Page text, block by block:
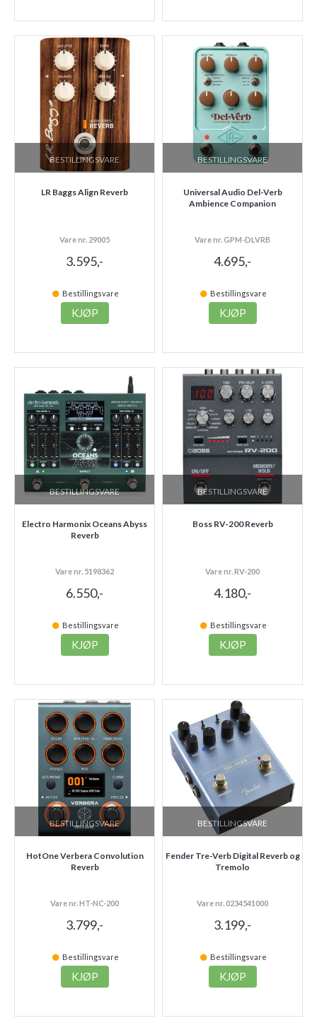
BESTILLINGSVARE
LR Baggs Align Reverb
Vare nr. 29005
3.595,-
Bestillingsvare
KJØP
BESTILLINGSVARE
Universal Audio Del-Verb
Ambience Companion
Vare nr. GPM-DLVRB
4.695,-
Bestillingsvare
KJØP
BESTILLINGSVARE
Electro Harmonix Oceans Abyss
Reverb
Vare nr. 5198362
6.550,-
Bestillingsvare
KJØP
BESTILLINGSVARE
Boss RV-200 Reverb
Vare nr. RV-200
4.180,-
Bestillingsvare
KJØP
BESTILLINGSVARE
HotOne Verbera Convolution
Reverb
Vare nr. HT-NC-200
3.799,-
Bestillingsvare
KJØP
BESTILLINGSVARE
Fender Tre-Verb Digital Reverb og
Tremolo
Vare nr. 0234541000
3.199,-
Bestillingsvare
KJØP